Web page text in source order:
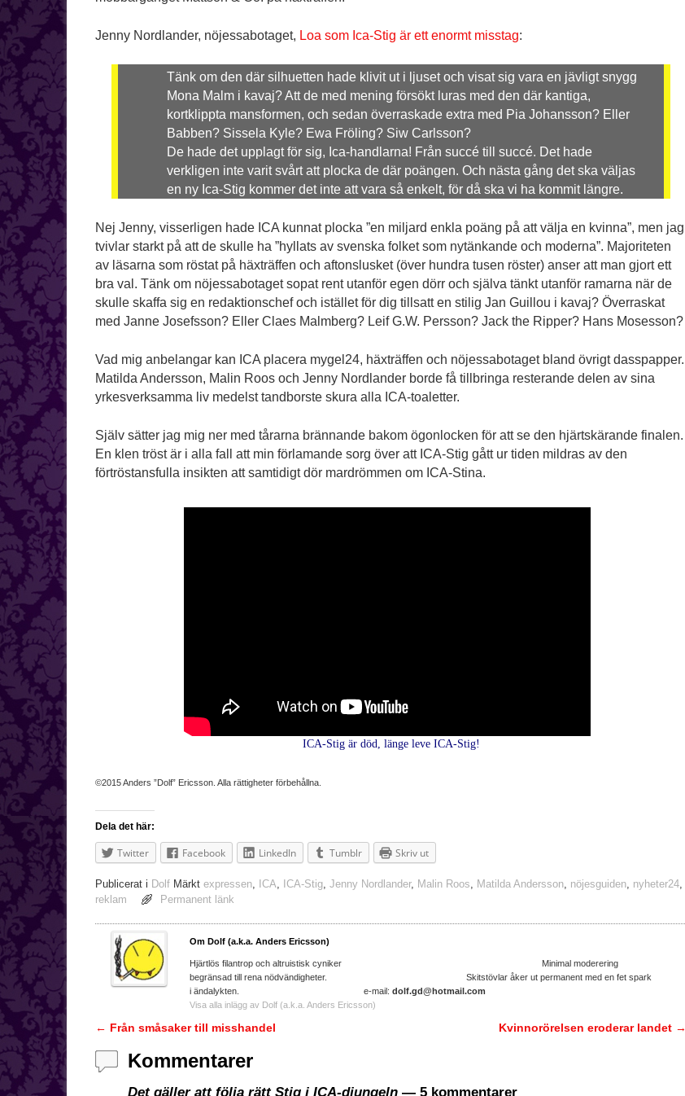
Jenny Nordlander, nöjessabotaget, Loa som Ica-Stig är ett enormt misstag:
Tänk om den där silhuetten hade klivit ut i ljuset och visat sig vara en jävligt snygg
Mona Malm i kavaj? Att de med mening försökt luras med den där kantiga,
kortklippta mansformen, och sedan överraskade extra med Pia Johansson? Eller
Babben? Sissela Kyle? Ewa Fröling? Siw Carlsson?
De hade det upplagt för sig, Ica-handlarna! Från succé till succé. Det hade
verkligen inte varit svårt att plocka de där poängen. Och nästa gång det ska väljas
en ny Ica-Stig kommer det inte att vara så enkelt, för då ska vi ha kommit längre.
Nej Jenny, visserligen hade ICA kunnat plocka ”en miljard enkla poäng på att välja en kvinna”, men jag
tvivlar starkt på att de skulle ha ”hyllats av svenska folket som nytänkande och moderna”. Majoriteten
av läsarna som röstat på häxträffen och aftonslusket (över hundra tusen röster) anser att man gjort ett
bra val. Tänk om nöjessabotaget sopat rent utanför egen dörr och själva tänkt utanför ramarna när de
skulle skaffa sig en redaktionschef och istället för dig tillsatt en stilig Jan Guillou i kavaj? Överraskat
med Janne Josefsson? Eller Claes Malmberg? Leif G.W. Persson? Jack the Ripper? Hans Mosesson?
Vad mig anbelangar kan ICA placera mygel24, häxträffen och nöjessabotaget bland övrigt dass­papper.
Matilda Andersson, Malin Roos och Jenny Nordlander borde få tillbringa resterande delen av sina
yrkesverksamma liv medelst tandborste skura alla ICA-toaletter.
Själv sätter jag mig ner med tårarna brännande bakom ögonlocken för att se den hjärtskärande finalen.
En klen tröst är i alla fall att min förlamande sorg över att ICA-Stig gått ur tiden mildras av den
förtröstansfulla insikten att samtidigt dör mardrömmen om ICA-Stina.
ICA-Stig är död, länge leve ICA-Stig!
©2015 Anders ”Dolf” Ericsson. Alla rättigheter förbehållna.
Dela det här:
Twitter Facebook LinkedIn Tumblr Skriv ut
Publicerat i Dolf Märkt expressen ICA ICA-Stig Jenny Nordlander, Malin Roos Matilda Andersson nöjesguiden nyheter24
reklam
Permanent länk
Om Dolf (a.k.a. Anders Ericsson)
Hjärtlös filantrop och altruistisk cyniker Minimal moderering
begränsad till rena nödvändigheter. Skitstövlar åker ut permanent med en fet spark
i ändalykten. e-mail: dolf.gd@hotmail.com
Visa alla inlägg av Dolf (a.k.a. Anders Ericsson)
Inläggsnavigering
← Från småsaker till misshandel Kvinnorörelsen eroderar landet →
Kommentarer
Det gäller att följa rätt Stig i ICA-djungeln — 5 kommentarer